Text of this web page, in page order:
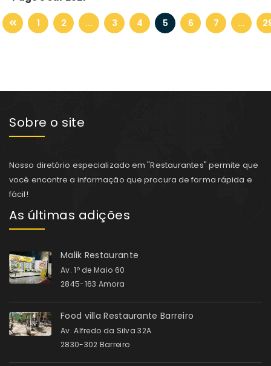
1 2 ... 3 4 5 6 7 ...
Sobre o site
Nosso diretório especializado em "Restaurantes" permite que
você encontre a informação que procura de forma rápida e
fácil!
As últimas adições
Malik Restaurante
Av. 1º de Maio 60
2845-163 Amora
Food villa Restaurante Barreiro
Av. Alfredo da Silva 32A
2830-302 Barreiro